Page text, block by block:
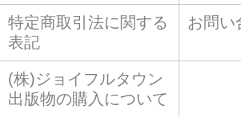
特定商取引法に関する
表記
お問い
(株)ジョイフルタウン
出版物の購入について